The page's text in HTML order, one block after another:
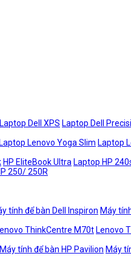
Laptop Dell XPS Laptop Dell
Laptop Lenovo Yoga Slim Laptop
HP EliteBook Ultra Laptop HP
250/ 250R
tính để bàn Dell Inspiron Máy
ThinkCentre M70t Lenovo
Máy tính để bàn HP Pavilion Máy